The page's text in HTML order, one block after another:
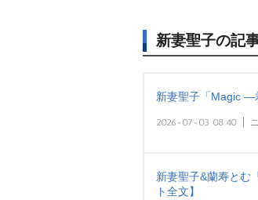
新妻聖子の記
新妻聖子「Magic ―
2026-07-03 08:40
新妻聖子&蘭寿とむ
ト全文】